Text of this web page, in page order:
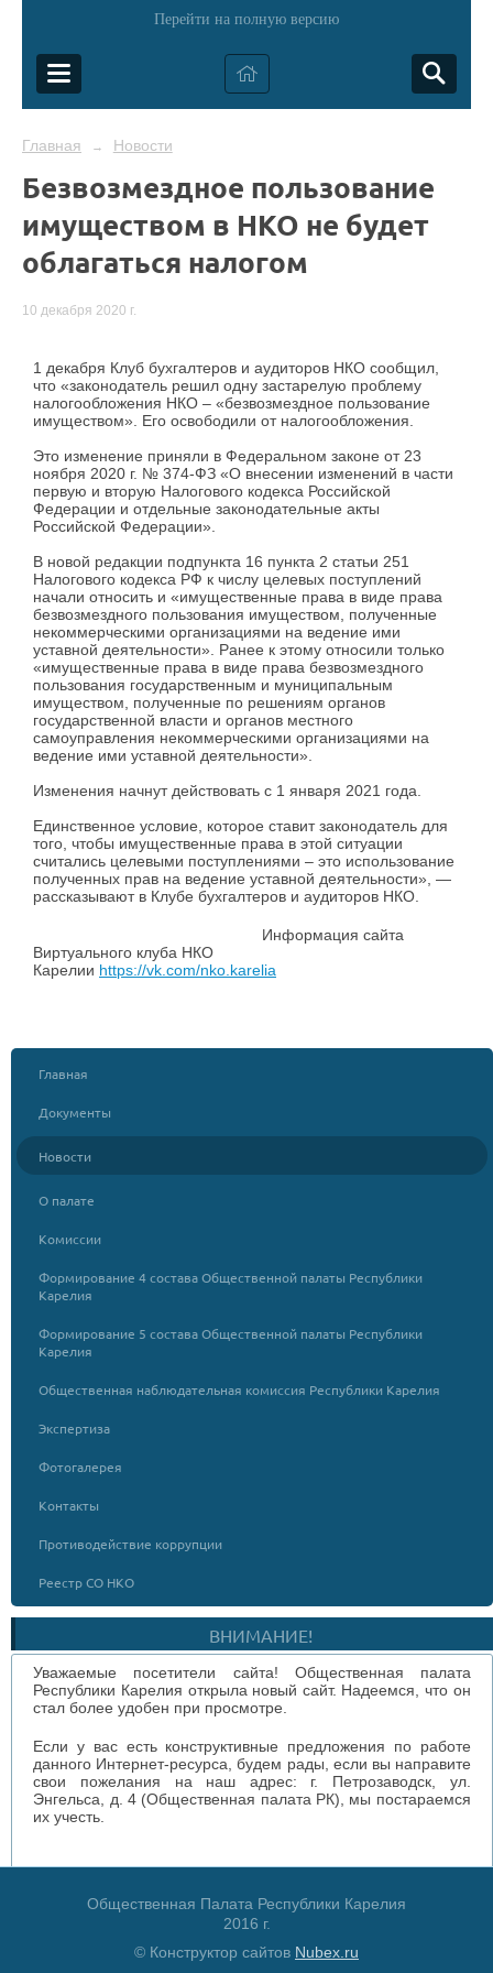
Перейти на полную версию
Главная → Новости
Безвозмездное пользование
имуществом в НКО не будет
облагаться налогом
10 декабря 2020 г.
1 декабря Клуб бухгалтеров и аудиторов НКО сообщил,
что «законодатель решил одну застарелую проблему
налогообложения НКО – «безвозмездное пользование
имуществом». Его освободили от налогообложения.
Это изменение приняли в Федеральном законе от 23
ноября 2020 г. № 374-ФЗ «О внесении изменений в части
первую и вторую Налогового кодекса Российской
Федерации и отдельные законодательные акты
Российской Федерации».
В новой редакции подпункта 16 пункта 2 статьи 251
Налогового кодекса РФ к числу целевых поступлений
начали относить и «имущественные права в виде права
безвозмездного пользования имуществом, полученные
некоммерческими организациями на ведение ими
уставной деятельности». Ранее к этому относили только
«имущественные права в виде права безвозмездного
пользования государственным и муниципальным
имуществом, полученные по решениям органов
государственной власти и органов местного
самоуправления некоммерческими организациями на
ведение ими уставной деятельности».
Изменения начнут действовать с 1 января 2021 года.
Единственное условие, которое ставит законодатель для
того, чтобы имущественные права в этой ситуации
считались целевыми поступлениями – это использование
полученных прав на ведение уставной деятельности», —
рассказывают в Клубе бухгалтеров и аудиторов НКО.
Информация сайта
Виртуального клуба НКО
Карелии https://vk.com/nko.karelia
Главная
Документы
Новости
О палате
Комиссии
Формирование 4 состава Общественной палаты Республики
Карелия
Формирование 5 состава Общественной палаты Республики
Карелия
Общественная наблюдательная комиссия Республики Карелия
Экспертиза
Фотогалерея
Контакты
Противодействие коррупции
Реестр СО НКО
ВНИМАНИЕ!
Уважаемые посетители сайта! Общественная палата
Республики Карелия открыла новый сайт. Надеемся, что он
стал более удобен при просмотре.
Если у вас есть конструктивные предложения по работе
данного Интернет-ресурса, будем рады, если вы направите
свои пожелания на наш адрес: г. Петрозаводск, ул.
Энгельса, д. 4 (Общественная палата РК), мы постараемся
их учесть.
Общественная Палата Республики Карелия
2016 г.
© Конструктор сайтов Nubex.ru